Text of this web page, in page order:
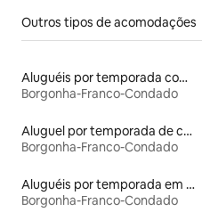
Outros tipos de acomodações
Aluguéis por temporada com café da manhã
Borgonha-Franco-Condado
Aluguel por temporada de casas na árvore
Borgonha-Franco-Condado
Aluguéis por temporada em acampamentos
Borgonha-Franco-Condado